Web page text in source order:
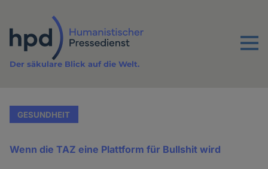
Inhalt
Menu
Der säkulare Blick auf die Welt.
GESUNDHEIT
Wenn die TAZ eine Plattform für Bullshit wird